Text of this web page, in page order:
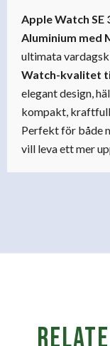
Apple Watch SE
Aluminium med
ultimata
Watch-kvalitet
elegant design,
kompakt,
Perfekt för både
vill leva ett mer